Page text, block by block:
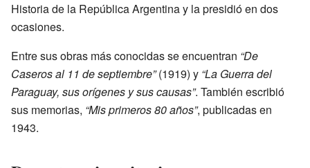
Historia de la República Argentina y la presidió en dos
ocasiones.
Entre sus obras más conocidas se encuentran “De
Caseros al 11 de septiembre”(1919) y “La Guerra del
Paraguay, sus orígenes y sus causas”. También escribió
sus memorias, “Mis primeros 80 años”, publicadas en
1943.